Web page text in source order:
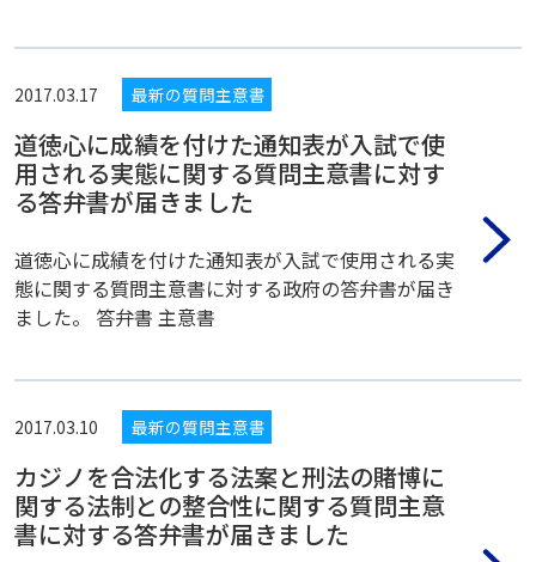
2017.03.17 最新の質問主意書
道徳心に成績を付けた通知表が入試で使
用される実態に関する質問主意書に対す
る答弁書が届きました
道徳心に成績を付けた通知表が入試で使用される実
態に関する質問主意書に対する政府の答弁書が届き
ました。 答弁書 主意書
2017.03.10 最新の質問主意書
カジノを合法化する法案と刑法の賭博に
関する法制との整合性に関する質問主意
書に対する答弁書が届きました